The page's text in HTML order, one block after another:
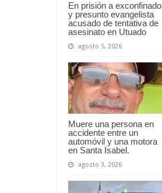
En prisión a exconfinado
y presunto evangelista
acusado de tentativa de
asesinato en Utuado
agosto 5, 2026
Muere una persona en
accidente entre un
automóvil y una motora
en Santa Isabel.
agosto 3, 2026